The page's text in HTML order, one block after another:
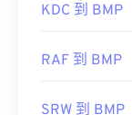
初始發布日期：
初始發布日期：
KDC 到 BMP
RAF 到 BMP
SRW 到 BMP